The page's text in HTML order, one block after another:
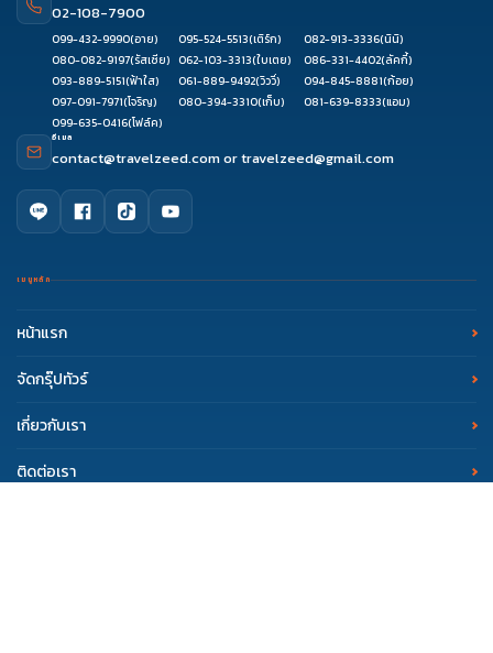
ดูรีวิว
02-108-7900
099-432-9990(อาย) 095-524-5513(เติร์ก) 082-913-3336(นินิ)
080-082-9197(รัสเซีย) 062-103-3313(ใบเตย) 086-331-4402(ลัคกี้)
093-889-5151(ฟ้าใส) 061-889-9492(วิววี่) 094-845-8881(ก้อย)
097-091-7971(โจริญ) 080-394-3310(เก็บ) 081-639-8333(แอม)
099-635-0416(โฟล์ค)
อีเมล
contact@travelzeed.comortravelzeed@gmail.com
เมนูหลัก
หน้าแรก
จัดกรุ๊ปทัวร์
เกี่ยวกับเรา
ติดต่อเรา